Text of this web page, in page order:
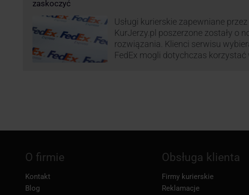
zaskoczyć
Usługi kurierskie zapewniane
KurJerzy.pl poszerzone zostały o
rozwiązania. Klienci serwisu
FedEx mogli dotychczas korzystać
O firmie
Kontakt
Blog
Obsługa klienta
Firmy kurierskie
Reklamacje